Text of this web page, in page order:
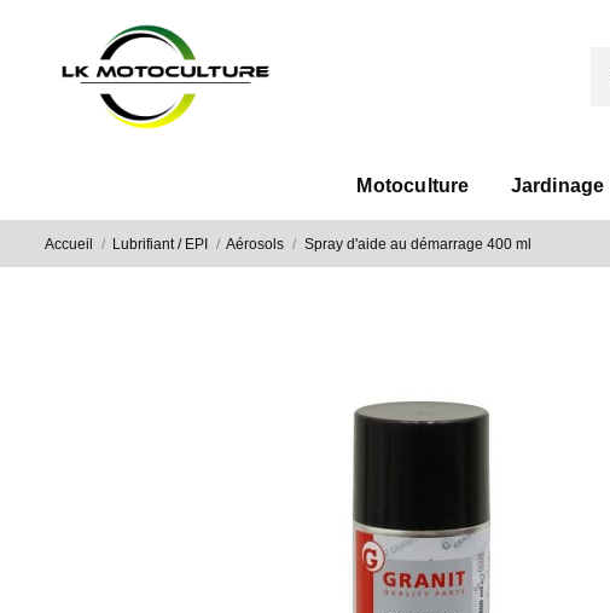
Motoculture Jardinage
Accueil Lubrifiant / EPI Aérosols Spray d'aide au démarrage 400 ml